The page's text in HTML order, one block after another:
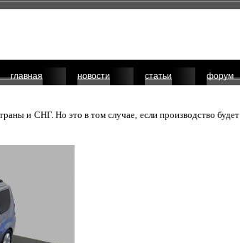
главная новости статьи форум
и СНГ. Но это в том случае, если производство будет